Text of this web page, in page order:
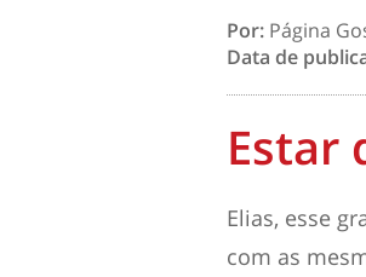
Por: Página
Data de
Estar
Elias, esse
com as